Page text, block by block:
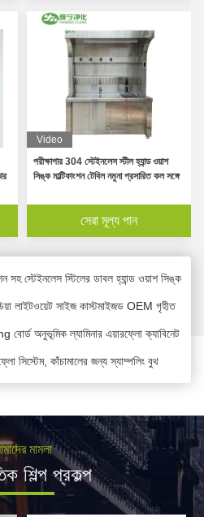
Video
পরীক্ষাগার 304 স্টেইনলেস স্টীল হ্যান্ড ওয়াশ
সিঙ্ক মাল্টিফাংশন টেবিল নমুনা প্রসারিত কল সঙ্গে
সেরা মূল্য পান
স্টেইনলেস স্টিল একটি সামঞ্জস্যযোগ্য কল সহ
ওয়াশ সিঙ্ক 360 ডিগ্রি ঘূর্ণন এবং প্রসারিত ট্যাপ
উল্লম্ব ল্যামিনার ফ্লো ক্যাবিনেট ফায়ার প্রুফ
জন্য 1500 এয়ার ভলিউম ক্লিন রুম হেপা ফিল্টার বক্স
লেমিনার ফ্লো হুড এয়ার ফ্লো ক্লিন
এয়ার ফিল্টার, ডাস্ট প্যানেল প্লেটেড মিডিয়া
সহ স্টেইনলেস স্টিলের ডাবল হ্যান্ড ওয়াশ সিঙ্ক
লাইটওয়েট সাইজ কাস্টমাইজড OEM গৃহীত
সিস্টেম, কাঁচামালের জন্য স্যাম্পলিং বুথ
এসএস মেডিকেল হ্যান্ড ওয়াশ সিঙ্ক ব্যবহার করুন
এয়ার ফ্লো ওয়ার্কবেঞ্চ হিউম্যানাইজড ডিজাইন
ক্লিন স্যাম্পলিং ভেহিকেল স্মল লামিনার ফ্লো বুথ
ফিল্টার গ্রেড সহ লামিনার ফ্লো বুথ
হুড সামঞ্জস্যযোগ্য 0.25-0.45m/S গড় বেগ
OT ল্যামিনার সরবরাহ ল্যামিনার ফ্লো সিলিং
সহ সম্পূর্ণ স্বয়ংক্রিয় কার্গো শাওয়ার রুম
ডাউন ফ্লো ক্লিন রুম বুথ ক্লাস 100-100,000
মামলা
শিল্প প্রকল্প